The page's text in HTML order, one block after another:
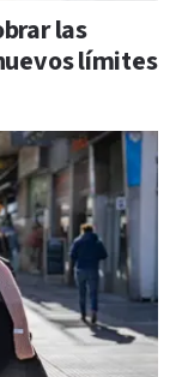
las
límites